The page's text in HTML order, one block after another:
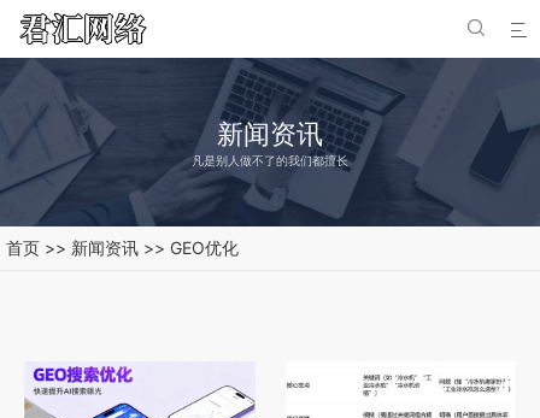


新闻资讯
凡是别人做不了的我们都擅长
首页 >> 新闻资讯 >> GEO优化